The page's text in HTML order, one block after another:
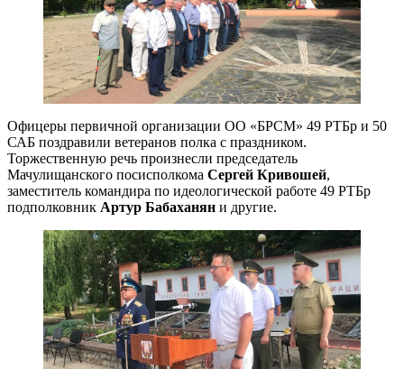
Офицеры первичной организации ОО «БРСМ» 49 РТБр и 50
САБ поздравили ветеранов полка с праздником.
Торжественную речь произнесли председатель
Мачулищанского посисполкома Сергей Кривошей,
заместитель командира по идеологической работе 49 РТБр
подполковник Артур Бабаханян и другие.